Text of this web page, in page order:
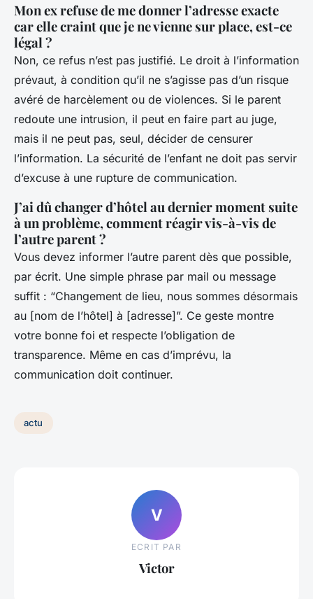
Mon ex refuse de me donner l’adresse exacte
car elle craint que je ne vienne sur place, est-ce
légal ?
Non, ce refus n’est pas justifié. Le droit à l’information
prévaut, à condition qu’il ne s’agisse pas d’un risque
avéré de harcèlement ou de violences. Si le parent
redoute une intrusion, il peut en faire part au juge,
mais il ne peut pas, seul, décider de censurer
l’information. La sécurité de l’enfant ne doit pas servir
d’excuse à une rupture de communication.
J’ai dû changer d’hôtel au dernier moment suite
à un problème, comment réagir vis-à-vis de
l’autre parent ?
Vous devez informer l’autre parent dès que possible,
par écrit. Une simple phrase par mail ou message
suffit : “Changement de lieu, nous sommes désormais
au [nom de l’hôtel] à [adresse]”. Ce geste montre
votre bonne foi et respecte l’obligation de
transparence. Même en cas d’imprévu, la
communication doit continuer.
actu
V
ECRIT PAR
Victor